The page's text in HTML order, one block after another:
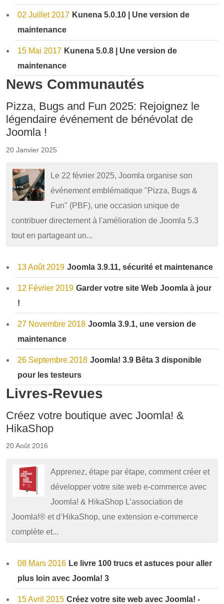
02 Juillet 2017 Kunena 5.0.10 | Une version de
maintenance
15 Mai 2017 Kunena 5.0.8 | Une version de
maintenance
News Communautés
Pizza, Bugs and Fun 2025: Rejoignez le
légendaire événement de bénévolat de
Joomla !
20 Janvier 2025
Le 22 février 2025, Joomla organise son
événement emblématique "Pizza, Bugs &
Fun" (PBF), une occasion unique de
contribuer directement à l'amélioration de Joomla 5.3
tout en partageant un...
13 Août 2019 Joomla 3.9.11, sécurité et maintenance
12 Février 2019 Garder votre site Web Joomla à jour
!
27 Novembre 2018 Joomla 3.9.1, une version de
maintenance
26 Septembre 2018 Joomla! 3.9 Bêta 3 disponible
pour les testeurs
Livres-Revues
Créez votre boutique avec Joomla! &
HikaShop
20 Août 2016
Apprenez, étape par étape, comment créer et
développer votre site web e-commerce avec
Joomla! & HikaShop L’association de
Joomla!® et d’HikaShop, une extension e-commerce
complète et...
08 Mars 2016 Le livre 100 trucs et astuces pour aller
plus loin avec Joomla! 3
15 Avril 2015 Créez votre site web avec Joomla! -